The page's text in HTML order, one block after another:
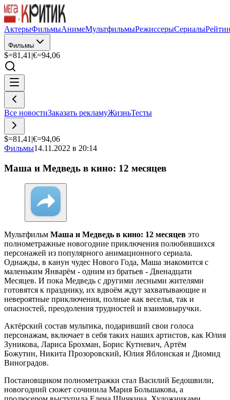
АктерыФильмыАнимеМультфильмыРежиссерыСериалы
Фильмы
$=81,41 |€=94,06
Все новостиЗаказать рекламуЖизньТесты
$=81,41 |€=94,06
Фильмы14.11.2022 в 20:14
Маша и Медведь в кино: 12 месяцев
Мультфильм Маша и Медведь в кино: 12 месяцев это
полнометражные новогодние приключения полюбившихся
персонажей из популярного анимационного сериала.
Однажды, в канун чудес Нового Года, Маша знакомится с
маленьким Январём - одним из братьев - Двенадцати
Месяцев. И пока Медведь с другими лесными жителями
готовятся к празднику, их вдвоём ждут захватывающие и
невероятные приключения, полные как веселья, так и
опасностей, преодоления трудностей и взаимовыручки.
Актёрский состав мультика, подаривший свои голоса
персонажам, включает в себя таких наших артистов, как Юлия
Зуникова, Лариса Брохман, Борис Кутневич, Артём
Божутин, Никита Прозоровский, Юлия Яблонская и Диомид
Виноградов.
Постановщиком полнометражки стал Василий Бедошвили,
новогодний сюжет сочинила Мария Большакова, а